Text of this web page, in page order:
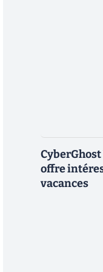
CyberGhost
offre
vacances